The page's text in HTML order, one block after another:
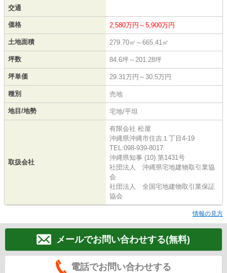
交通
価格 2,580万円～5,900万円
土地面積 279.70㎡～665.41㎡
坪数 84.6坪～201.28坪
坪単価 29.31万円～30.5万円
種別 売地
地目/地勢 宅地/平坦
取扱会社
有限会社 松屋
沖縄県沖縄市住吉１丁目4-19
TEL:098-939-8017
沖縄県知事 (10) 第1431号
社団法人 沖縄県宅地建物取引業協
会
社団法人 全国宅地建物取引業保証
協会
情報の見方
メールでお問い合わせする(無料)
電話でお問い合わせする